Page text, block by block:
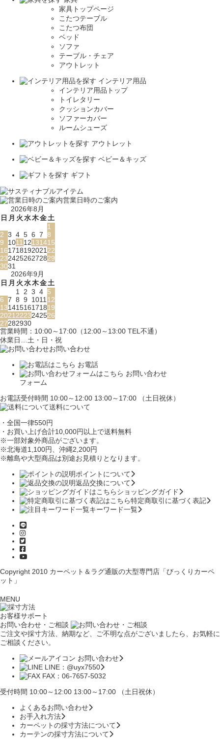
家具トップページ
こたつテーブル
こたつ布団
ベッド
ソファ
テーブル・チェア
アウトレット
インテリア用品
インテリア用品トップ
トイレタリー
クッションカバー
ソファーカバー
ルームシューズ
アウトレット
ベビー＆キッズ
ギフト
営業日時のご案内
2026年8月
日 月 火水木金土
1
2 3 4 5 6 7 8
9
101112131415
16171819202122
23242526272829
3031
2026年9月
日 月 火水木金土
1 2 3 4 5
6 7 8 9 101112
13141516171819
20212223242526
27282930
営業時間：10:00～17:00（12:00～13:00 TEL不通）
休業日…土・日・祝
お問い合わせ
お電話
お問い合わせ
フォーム
お電話受付時間 10:00～12:00 13:00～17:00 （土日祝休）
送料について
・全国一律550円
・お買い上げ合計10,000円 以上で送料無料
※一部対象外商品がございます。
※北海道1,100円、沖縄2,200円
※離島や大型商品は別途お見積りとなります。
ポイントについて
返品交換について
ショッピングガイド
特定商取引に基づく表記
キーワード一覧
Copyright 2010 カーペット＆ラグ通販の大型専門店「びっくりカーペ
ット」
MENU
お客様サポート
お問い合わせ・ご相談
ご注文や採寸方法、納期など、ご不明な点がございましたら、お気軽に
ご相談ください。
お問い合わせ
LINE：@uyx7550
FAX：06-7657-5032
受付時間 10:00～12:00 13:00～17:00 （土日祝休）
よくあるお問い合わせ
お手入れ方法
カーペットの採寸方法について
カーテンの採寸方法について